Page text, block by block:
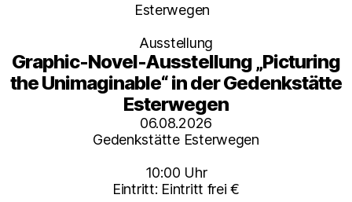
Kategorien
Esterwegen
Ausstellung
Graphic-Novel-Ausstellung „Picturing
the Unimaginable“ in der Gedenkstätte
Esterwegen
06.08.2026
Gedenkstätte Esterwegen
10:00 Uhr
Eintritt: Eintritt frei €